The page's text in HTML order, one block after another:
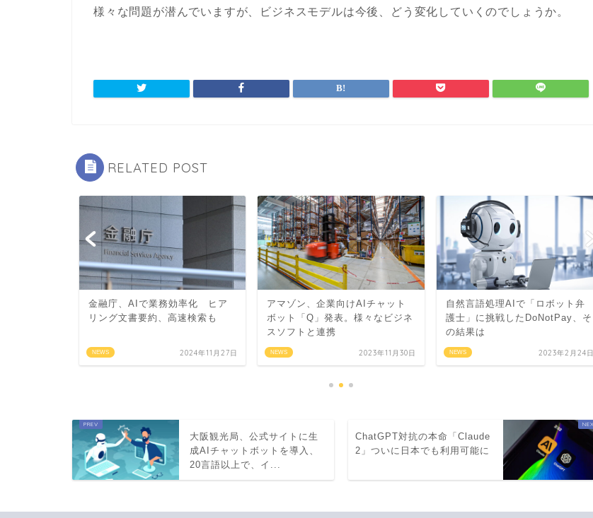
様々な問題が潜んでいますが、ビジネスモデルは今後、どう変化していくのでしょうか。
RELATED POST
NEWS
金融庁、AIで業務効率化 ヒア
リング文書要約、高速検索も
2024年11月27日 NEWS
アマゾン、企業向けAIチャット
ボット「Q」発表。様々なビジネ
スソフトと連携
2023年11月30日 NEWS
自然言語処理AIで「ロボット弁
護士」に挑戦したDoNotPay、そ
の結果は
2023年2月24日
大阪観光局、公式サイトに生
成AIチャットボットを導入、
20言語以上で、イ...
ChatGPT対抗の本命「Claude
2」ついに日本でも利用可能に